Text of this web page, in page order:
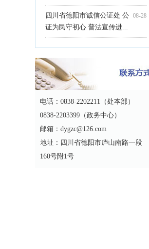
08-28
四川省德阳市诚信公证处 公
证为民守初心 普法宣传进...
电话：0838-2202211（处本部）
0838-2203399（政务中心）
邮箱：dygzc@126.com
地址：四川省德阳市庐山南路一段
160号附1号